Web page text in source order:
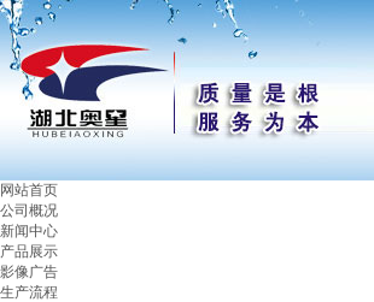
网站首页
公司概况
新闻中心
产品展示
影像广告
生产流程